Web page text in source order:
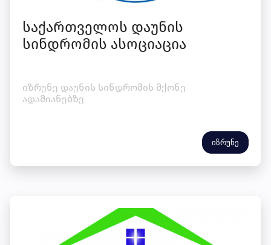
საქართველოს დაუნის
სინდრომის ასოციაცია
იზრუნე დაუნის სინდრომის მქონე
ადამიანებზე
იზრუნე